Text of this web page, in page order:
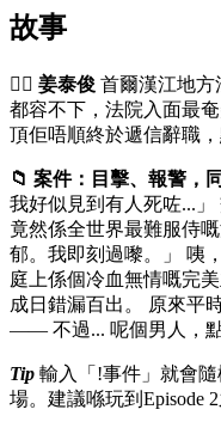
故事
🧑‍⚖️ 姜泰俊 首爾漢江地方
都容不下，法院入面最
頂佢唔順終於遞信辭職
📁 案件：目擊、報警，
我好似見到有人死咗...」
竟然係全世界最難服侍
郁。我即刻過嚟。」 咦
庭上係個冷血無情嘅完
成日錯漏百出。 原來平
—— 不過... 呢個男人，
Tip 輸入「!事件」就會
場。建議喺玩到Episode 2